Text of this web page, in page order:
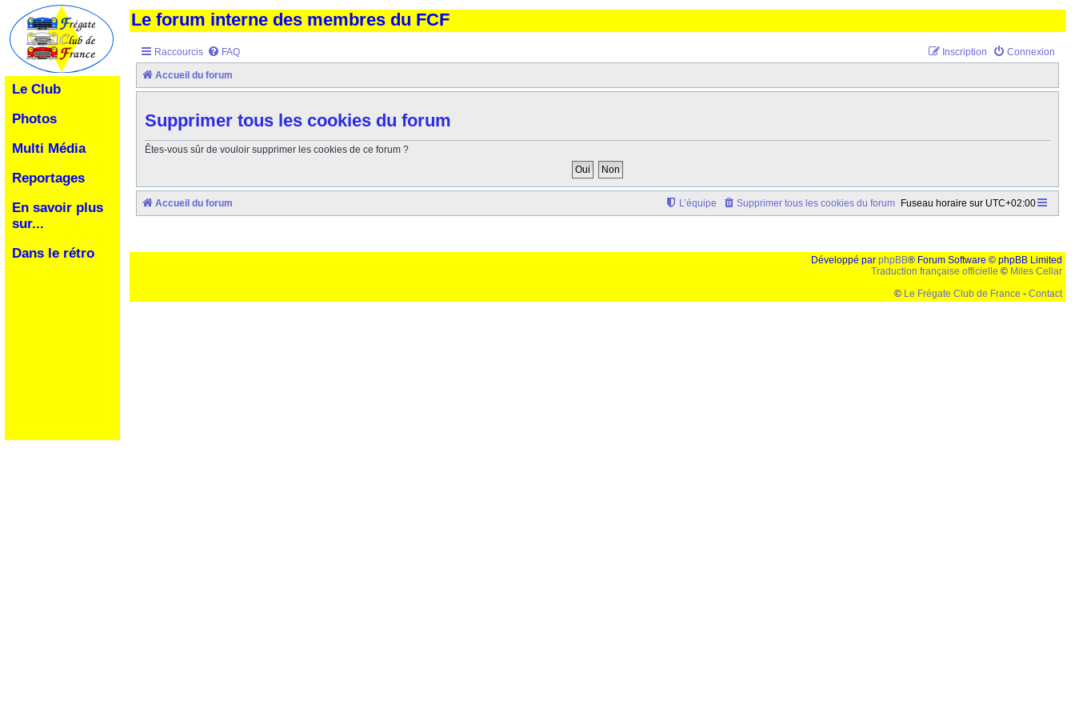
Le Club
Photos
Multi Média
Reportages
En savoir plus
sur...
Dans le rétro
Le forum interne des membres du FCF
Raccourcis FAQ Connexion
Inscription
Accueil du forum
Supprimer tous les cookies du forum
Êtes-vous sûr de vouloir supprimer les cookies de ce forum ?
Accueil du forum Fuseau horaire sur UTC+02:00
Supprimer tous les cookies du forum
L’équipe
Développé par phpBB® Forum Software © phpBB Limited
Traduction française officielle © Miles Cellar
© Le Frégate Club de France - Contact